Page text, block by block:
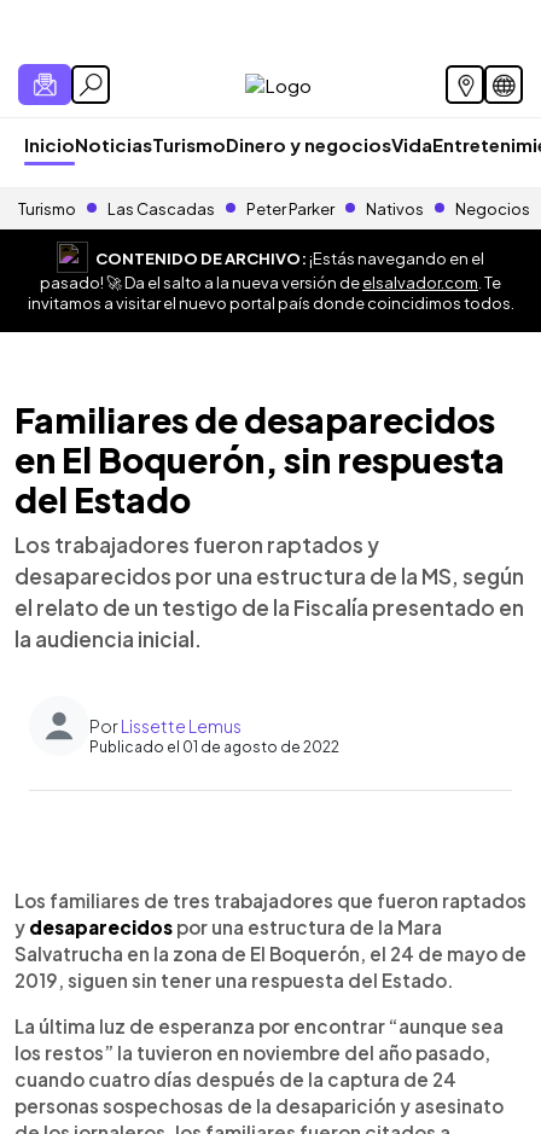
InicioNoticiasTurismoDinero y negociosVida
Turismo Las Cascadas Peter Parker Nativos Negocios
CONTENIDO DE ARCHIVO:¡Estás navegando en el
pasado! 🚀 Da el salto a la nueva versión deelsalvador.com . Te
invitamos a visitar el nuevo portal país donde coincidimos todos.
Familiares de desaparecidos
en El Boquerón, sin respuesta
del Estado
Los trabajadores fueron raptados y
desaparecidos por una estructura de la MS, según
el relato de un testigo de la Fiscalía presentado en
la audiencia inicial.
PorLissette Lemus
Publicado el 01 de agosto de 2022
► Escuchar artículo
Los familiares de tres trabajadores que fueron raptados
y desaparecidos por una estructura de la Mara
Salvatrucha en la zona de El Boquerón, el 24 de mayo de
2019, siguen sin tener una respuesta del Estado.
La última luz de esperanza por encontrar “aunque sea
los restos” la tuvieron en noviembre del año pasado,
cuando cuatro días después de la captura de 24
personas sospechosas de la desaparición y asesinato